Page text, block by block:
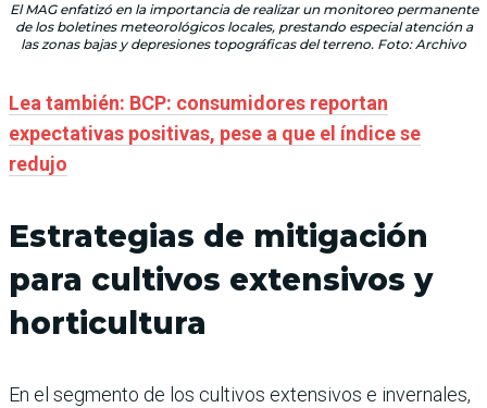
El MAG enfatizó en la importancia de realizar un monitoreo permanente
de los boletines meteorológicos locales, prestando especial atención a
las zonas bajas y depresiones topográficas del terreno. Foto: Archivo
Lea también: BCP: consumidores reportan
expectativas positivas, pese a que el índice se
redujo
Estrategias de mitigación
para cultivos extensivos y
horticultura
En el segmento de los cultivos extensivos e invernales,